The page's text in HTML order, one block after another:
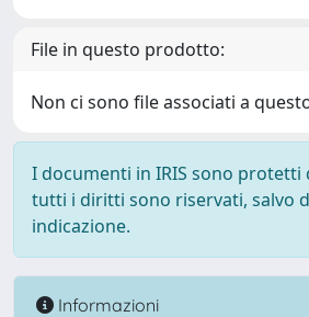
File in questo prodotto:
Non ci sono file associati a
I documenti in IRIS sono protetti
tutti i diritti sono riservati, salvo
indicazione.
Informazioni